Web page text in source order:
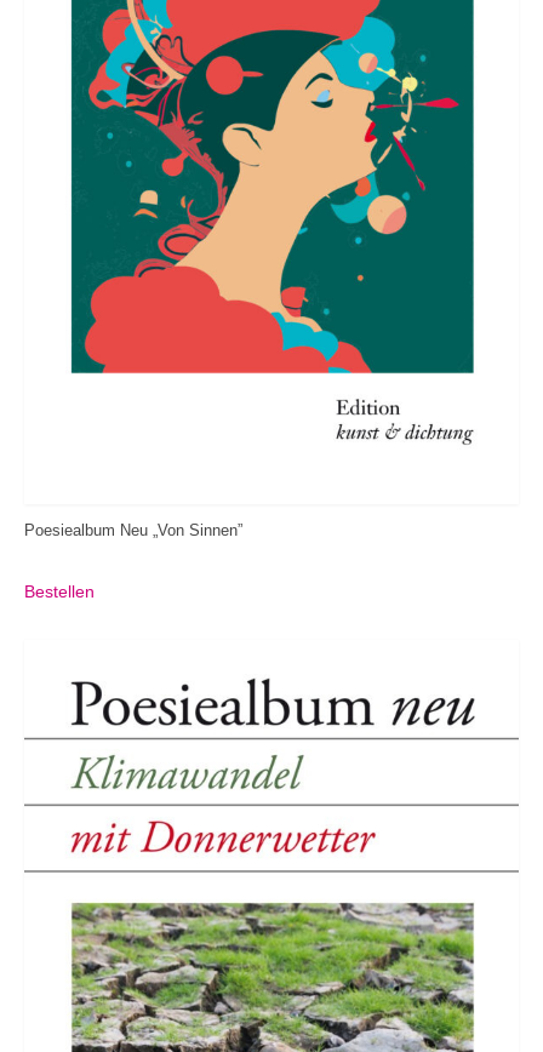
Poesiealbum Neu „Von Sinnen”
Bestellen